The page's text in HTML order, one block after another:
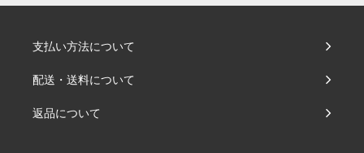
支払い方法について
配送・送料について
返品について